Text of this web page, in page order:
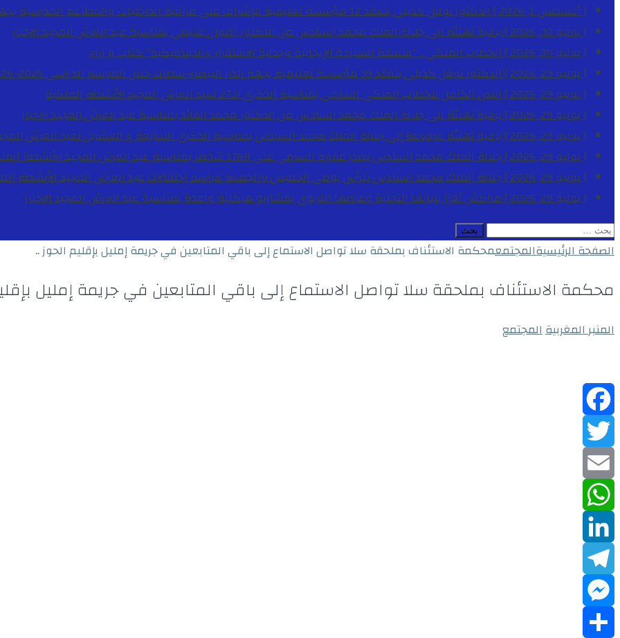
[ أغسطس 1, 2026 ]
الدكتور نوفل كديلي يتفقد 12 مؤسسة تعليمية للإشراف على مراقبة الداخليات والمطاعم المدرسية بجهة الدار البيضاء-سطات
[ يوليو 30, 2026 ]
برقية تهنئة الى جلالة الملك محمد السادس من الدكتور رضوان غنيمي بمناسبة عيد العرش المجيدالاخبار
[ يوليو 30, 2026 ]
الخطاب الملكي .. “فلسفة السيادة الإيجابية وجدلية الاستقرار والديناميكية”كتاب و اراء
[ يوليو 29, 2026 ]
الدكتور نوفل كديلي يتفقد 39 مؤسسة تعليمية بجهة الدار البيضاء-سطات خلال الموسم الدراسي 2025-2026
[ يوليو 29, 2026 ]
النص الكامل للخطاب الملكي السامي بمناسبة الذكرى الـ27 لعيد العرش المجيد
الأنشطة الملكية
[ يوليو 29, 2026 ]
برقية تهنئة الى جلالة الملك محمد السادس من الدكتور محمد الفائد بمناسبة عيد العرش المجيدالاخبار
[ يوليو 29, 2026 ]
برقية تهنئة مرفوعة إلى جلالة الملك محمد السادس بمناسبة الذكرى السابعة و العشرين لعيد العرش
[ يوليو 29, 2026 ]
جلالة الملك محمد السادس يصدر عفوه السامي على 1788 شخصا بمناسبة عيد العرش المجيد
الأنشطة
[ يوليو 29, 2026 ]
جلالة الملك محمد السادس يترأس يومي الخميس والجمعة مراسم احتفالات عيد العرش المجيدالأنشطة
[ يوليو 29, 2026 ]
مراكش تعزز بنياتها التحتية وعرضها التربوي بمشاريع هيكلية واعدة بمناسبة عيد العرش المجيدالاخبار
البحث
عن:
الصفحة الرئيسيةالمجتمعمحكمة الاستئناف بملحقة سلا تواصل الاستماع إلى باقي المتابعين في جريمة إمليل بإقليم الحوز ..
محكمة الاستئناف بملحقة سلا تواصل الاستماع إلى باقي المتابعين في جريمة إمليل
المنبر المغربيةالمجتمع
Facebook
Twitter
Email
WhatsApp
LinkedIn
Telegram
Messenger